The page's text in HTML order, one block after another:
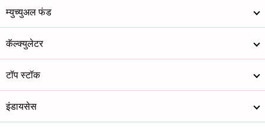
म्युच्युअल फंड
कॅल्क्युलेटर
टॉप स्टॉक
इंडायसेस